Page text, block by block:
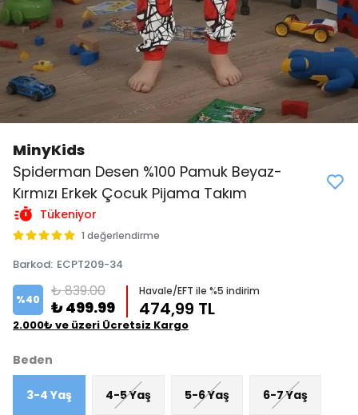
MinyKids
Spiderman Desen %100 Pamuk Beyaz-
Kırmızı Erkek Çocuk Pijama Takım
Tükeniyor
1 değerlendirme
Barkod: ECPT209-34
%40 ₺ 839.00
₺ 499.99
Havale/EFT ile %5 indirim
474,99 TL
2.000₺ ve üzeri Ücretsiz Kargo
Beden
3-4 Yaş 4-5 Yaş 5-6 Yaş 6-7 Yaş